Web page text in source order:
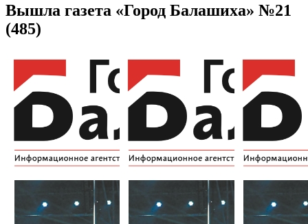
Вышла газета «Город Балашиха» №21
(485)